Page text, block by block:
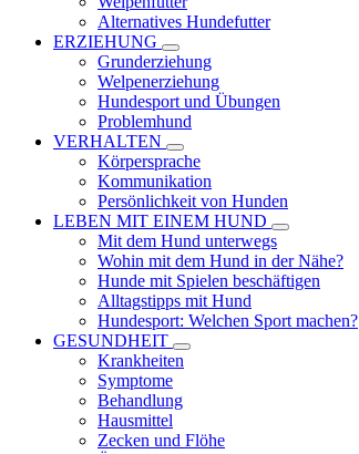
Alternatives Hundefutter
ERZIEHUNG
Grunderziehung
Welpenerziehung
Hundesport und Übungen
Problemhund
VERHALTEN
Körpersprache
Kommunikation
Persönlichkeit von Hunden
LEBEN MIT EINEM HUND
Mit dem Hund unterwegs
Wohin mit dem Hund in der Nähe?
Hunde mit Spielen beschäftigen
Alltagstipps mit Hund
Hundesport: Welchen Sport machen?
GESUNDHEIT
Krankheiten
Symptome
Behandlung
Hausmittel
Zecken und Flöhe